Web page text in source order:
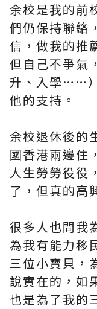
余校是我的前
們仍保持聯絡
信，做我的推
但自己不爭氣
升、入學……
他的支持。
余校退休後的
國香港兩邊住
人生勞勞役役
了，但真的高
很多人也問我
為我有能力移
三位小寶貝，
說實在的，如
也是為了我的